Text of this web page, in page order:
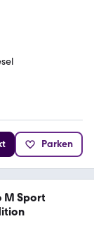
Parken
M Sport